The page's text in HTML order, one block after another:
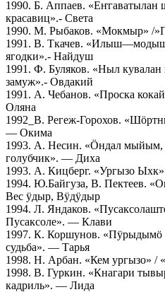
1990. Б. Аппаев.
красавиц».- Света
1990. М. Рыбаков. «Мокмыр» /
1991. В. Ткачев.
ягодки».- Найдуш
1991. Ф. Буляков. «Ныл
замуж».- Овдакий
1991. А. Чебанов. «Проска
Оляна
1992_В. Регеж-Горохов.
— Окима
1993. А. Несин. «Ӧндал мыйым,
голубчик». — Диха
1993. А. Кицберг. «Ургызо
1994. Ю.Байгуза, В. Пектеев.
Вес ӱдыр, Вӱдӱдыр
1994. Л. Яндаков.
Пусаксоле». — Клави
1997. К. Коршунов.
судьба». — Тарья
1998. Н. Арбан. «Кем ургызо»
1998. В. Гуркин. «Кнагари
кадриль». — Лида